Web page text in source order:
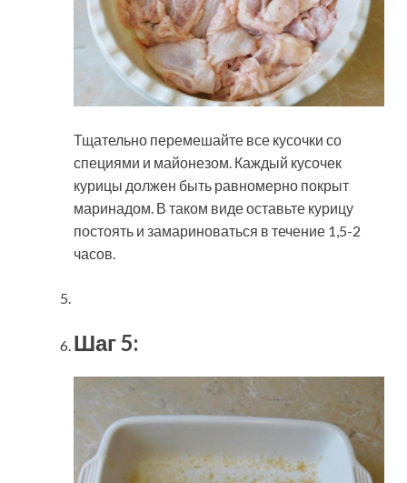
Тщательно перемешайте все кусочки со
специями и майонезом. Каждый кусочек
курицы должен быть равномерно покрыт
маринадом. В таком виде оставьте курицу
постоять и замариноваться в течение 1,5-2
часов.
Шаг 5: